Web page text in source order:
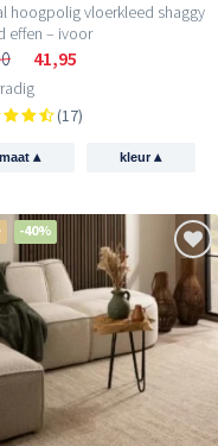
hoogpolig vloerkleed shaggy
effen – ivoor
41,95
(17)
maat ▴ kleur▴
-40%